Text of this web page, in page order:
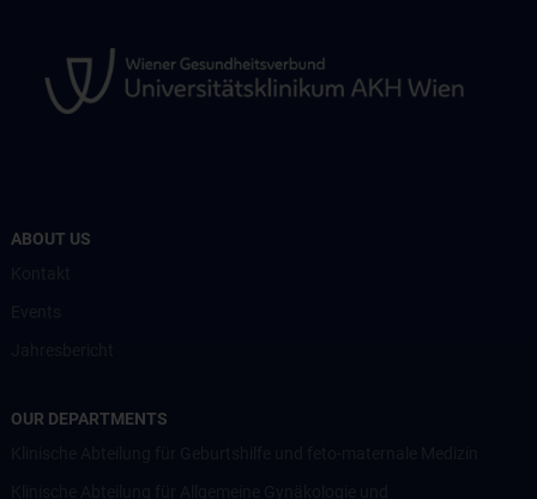
ABOUT US
OUR DEPARTMENTS